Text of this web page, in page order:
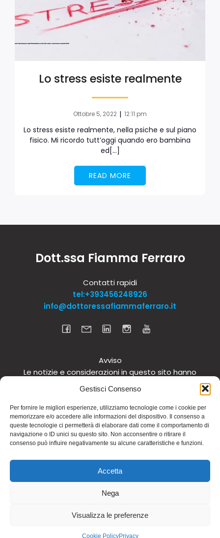
Gestisci Consenso
Per fornire le migliori esperienze, utilizziamo tecnologie come i cookie per
memorizzare e/o accedere alle informazioni del dispositivo. Il consenso a
queste tecnologie ci permetterà di elaborare dati come il comportamento di
navigazione o ID unici su questo sito. Non acconsentire o ritirare il
consenso può influire negativamente su alcune caratteristiche e funzioni.
Accetta
Nega
Visualizza le preferenze
Cookie PolicyPrivacy
Lo stress esiste realmente
Ottobre 5, 2022 | 12:11 pm
Lo stress esiste realmente, nella psiche e sul piano
fisico. Mi ricordo tutt’oggi quando ero bambina
ed[…]
READ MORE
Dott.ssa Fiamma Ferraro
Contatti rapidi
tel:+393456248926
info@dottoressafiammaferraro.it
Avviso
Le notizie e considerazioni in questo sito hanno
carattere informativo generale e non intendono in
alcun modo dare consigli medici. Si raccomanda di
non intraprendere o interrompere alcuna terapia o
assunzione o cambiamento di integratori o
tantomeno medicinali (nemmeno “naturali”) senza
una preventiva consultazione del proprio medico.
sito. Non si risponde inoltre in alcun modo in relazione
quali si rinvia.
WordPress eKubio